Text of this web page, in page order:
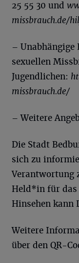
25 55 30 und
missbrauch.de/
– Unabhängige
sexuellen
Jugendlichen:
missbrauch.de/
– Weitere
Die Stadt
sich zu
Verantwortung
Held*in für
Hinsehen kann
Weitere
über den QR-